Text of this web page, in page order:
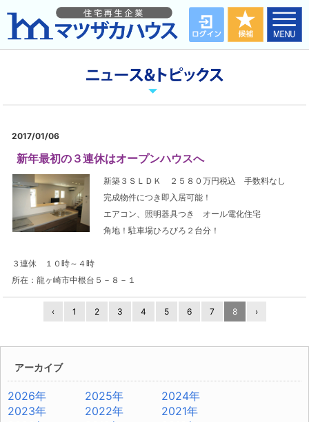
2017/01/06
新年最初の３連休はオープンハウスへ
新築３ＳＬＤＫ ２５８０万円税込 手数料なし
完成物件につき即入居可能！
エアコン、照明器具つき オール電化住宅
角地！駐車場ひろびろ２台分！
３連休 １０時～４時
所在：龍ヶ崎市中根台５－８－１
‹ 1 2 3 4 5 6 7 8 ›
アーカイブ
2026年 2025年
2024年
2023年
2022年
2021年